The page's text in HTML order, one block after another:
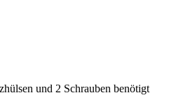
und 2 Schrauben benötigt